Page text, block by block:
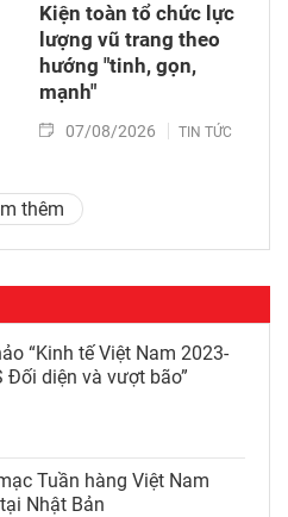
Kiện toàn tổ chức lực
lượng vũ trang theo
hướng "tinh, gọn,
mạnh"
07/08/2026 TIN TỨC
thêm
“Kinh tế Việt Nam 2023-
Đối diện và vượt bão”
Tuần hàng Việt Nam
Nhật Bản